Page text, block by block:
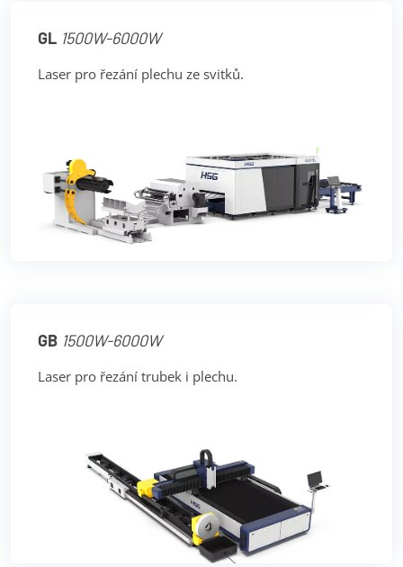
GL 1500W-6000W
Laser pro řezání plechu ze svitků.
GB 1500W-6000W
Laser pro řezání trubek i plechu.